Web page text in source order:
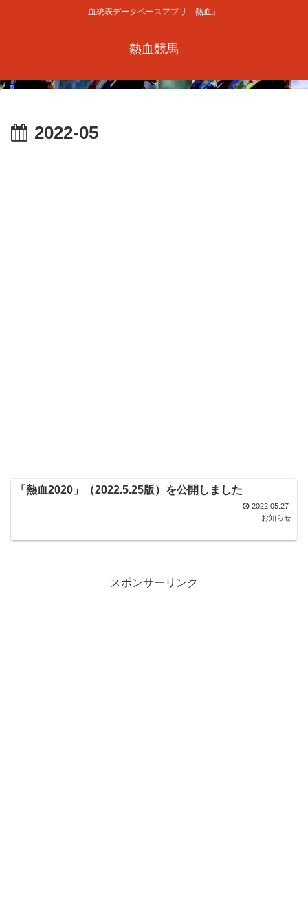
血統表データベースアプリ「熱血」
熱血競馬
2022-05
「熱血2020」（2022.5.25版）を公開しました
2022.05.27
お知らせ
スポンサーリンク